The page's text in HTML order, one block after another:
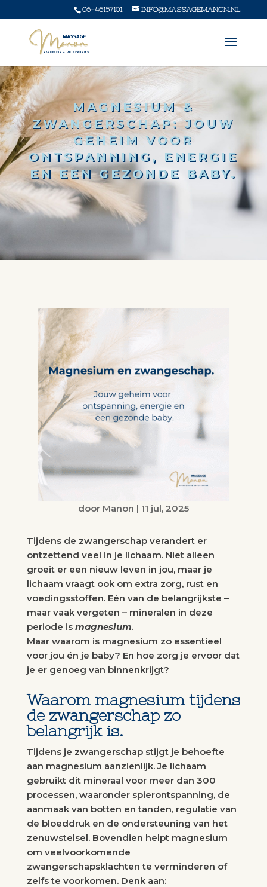
06-46157101 INFO@MASSAGEMANON.NL
MAGNESIUM &
ZWANGERSCHAP: JOUW
GEHEIM VOOR
ONTSPANNING, ENERGIE
EN EEN GEZONDE BABY.
door Manon | 11 jul, 2025
Tijdens de zwangerschap verandert er
ontzettend veel in je lichaam. Niet alleen
groeit er een nieuw leven in jou, maar je
lichaam vraagt ook om extra zorg, rust en
voedingsstoffen. Eén van de belangrijkste –
maar vaak vergeten – mineralen in deze
periode is magnesium.
Maar waarom is magnesium zo essentieel
voor jou én je baby? En hoe zorg je ervoor dat
je er genoeg van binnenkrijgt?
Waarom magnesium tijdens
de zwangerschap zo
belangrijk is.
Tijdens je zwangerschap stijgt je behoefte
aan magnesium aanzienlijk. Je lichaam
gebruikt dit mineraal voor meer dan 300
processen, waaronder spierontspanning, de
aanmaak van botten en tanden, regulatie van
de bloeddruk en de ondersteuning van het
zenuwstelsel. Bovendien helpt magnesium
om veelvoorkomende
zwangerschapsklachten te verminderen of
zelfs te voorkomen. Denk aan: